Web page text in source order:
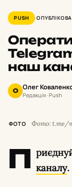
PUSH
наш
О Олег
Редакція · Push
ФОТО Фото: t.me/
П каналу.